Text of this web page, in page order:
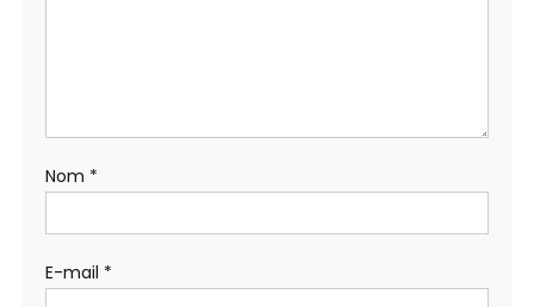
Nom *
E-mail *